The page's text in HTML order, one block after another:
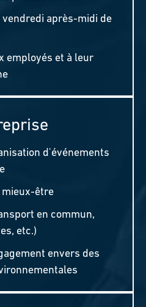
après-midi de
employés et à leur
d'événements
mieux-être
en commun,
etc.)
envers des